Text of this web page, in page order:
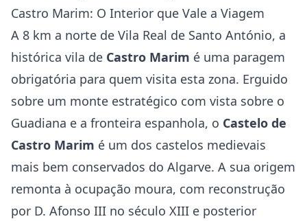
Castro Marim: O Interior que Vale a Viagem
A 8 km a norte de Vila Real de Santo António, a
histórica vila de Castro Marim é uma paragem
obrigatória para quem visita esta zona. Erguido
sobre um monte estratégico com vista sobre o
Guadiana e a fronteira espanhola, o Castelo de
Castro Marim é um dos castelos medievais
mais bem conservados do Algarve. A sua origem
remonta à ocupação moura, com reconstrução
por D. Afonso III no século XIII e posterior